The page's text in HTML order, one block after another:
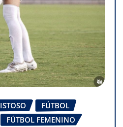
FÚTBOL
FÚTBOL FEMENINO